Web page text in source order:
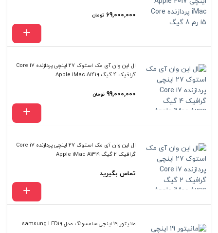
69,000,000 تومان
ال این وان آی مک استوک 27 اینچی پردازنده Core i7
گرافیک 4 گیگ Apple iMac A1419
99,000,000 تومان
ال این وان آی مک استوک 27 اینچی پردازنده Core i7
گرافیک 2 گیگ Apple iMac A1419
تماس بگیرید
مانیتور 19 اینچی سامسونگ مدل samsung LED19